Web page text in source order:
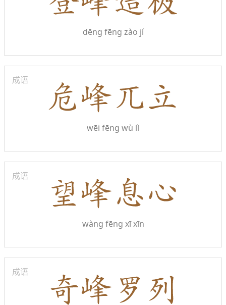
dēng fēng zào jí
成语
wēi fēng wù lì
成语
wàng fēng xī xīn
成语